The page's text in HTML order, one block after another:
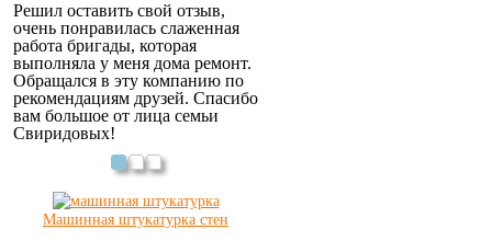
Решил оставить свой отзыв,
очень понравилась слаженная
работа бригады, которая
выполняла у меня дома ремонт.
Обращался в эту компанию по
рекомендациям друзей. Спасибо
вам большое от лица семьи
Свиридовых!
Машинная штукатурка стен